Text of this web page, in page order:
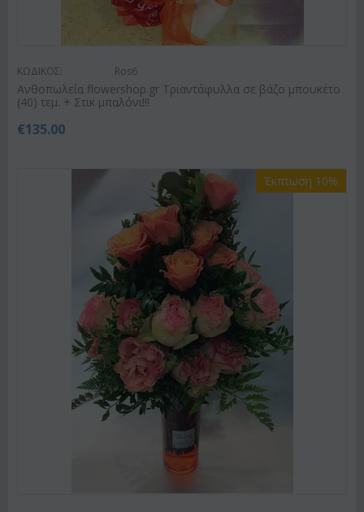
ΚΩΔΙΚΟΣ: Ros6
Ανθοπωλεία flowershop.gr Τριαντάφυλλα σε βάζο μπουκέτο
(40) τεμ. + Στικ μπαλόνι!!!
€135.00
Έκπτωση 10%